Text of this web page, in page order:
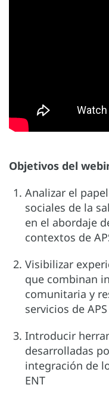
Objetivos del
Analizar el
sociales de la
en el abordaje
contextos de
Visibilizar
que combinan
comunitaria y
servicios de APS
Introducir
desarrolladas
integración de
ENT